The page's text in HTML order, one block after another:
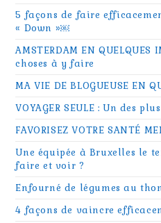
5 façons de faire
« Down »￼
AMSTERDAM EN QUELQUES
choses à y faire
MA VIE DE BLOGUEUSE EN
VOYAGER SEULE : Un des
FAVORISEZ VOTRE SANTÉ
Une équipée à Bruxelles le
faire et voir ?
Enfourné de légumes au
4 façons de vaincre